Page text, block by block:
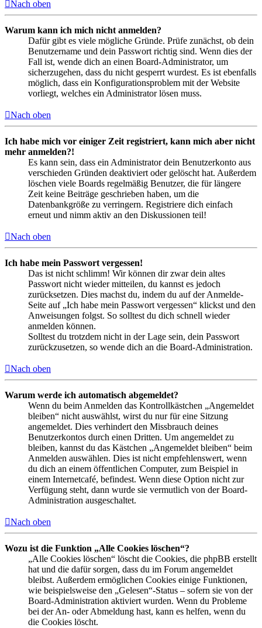
Nach oben
Warum kann ich mich nicht anmelden?
Dafür gibt es viele mögliche Gründe. Prüfe zunächst, ob dein
Benutzername und dein Passwort richtig sind. Wenn dies der
Fall ist, wende dich an einen Board-Administrator, um
sicherzugehen, dass du nicht gesperrt wurdest. Es ist ebenfalls
möglich, dass ein Konfigurationsproblem mit der Website
vorliegt, welches ein Administrator lösen muss.
Nach oben
Ich habe mich vor einiger Zeit registriert, kann mich aber nicht
mehr anmelden?!
Es kann sein, dass ein Administrator dein Benutzerkonto aus
verschieden Gründen deaktiviert oder gelöscht hat. Außerdem
löschen viele Boards regelmäßig Benutzer, die für längere
Zeit keine Beiträge geschrieben haben, um die
Datenbankgröße zu verringern. Registriere dich einfach
erneut und nimm aktiv an den Diskussionen teil!
Nach oben
Ich habe mein Passwort vergessen!
Das ist nicht schlimm! Wir können dir zwar dein altes
Passwort nicht wieder mitteilen, du kannst es jedoch
zurücksetzen. Dies machst du, indem du auf der Anmelde-
Seite auf „Ich habe mein Passwort vergessen“ klickst und den
Anweisungen folgst. So solltest du dich schnell wieder
anmelden können.
Solltest du trotzdem nicht in der Lage sein, dein Passwort
zurückzusetzen, so wende dich an die Board-Administration.
Nach oben
Warum werde ich automatisch abgemeldet?
Wenn du beim Anmelden das Kontrollkästchen „Angemeldet
bleiben“ nicht auswählst, wirst du nur für eine Sitzung
angemeldet. Dies verhindert den Missbrauch deines
Benutzerkontos durch einen Dritten. Um angemeldet zu
bleiben, kannst du das Kästchen „Angemeldet bleiben“ beim
Anmelden auswählen. Dies ist nicht empfehlenswert, wenn
du dich an einem öffentlichen Computer, zum Beispiel in
einem Internetcafé, befindest. Wenn diese Option nicht zur
Verfügung steht, dann wurde sie vermutlich von der Board-
Administration ausgeschaltet.
Nach oben
Wozu ist die Funktion „Alle Cookies löschen“?
„Alle Cookies löschen“ löscht die Cookies, die phpBB erstellt
hat und die dafür sorgen, dass du im Forum angemeldet
bleibst. Außerdem ermöglichen Cookies einige Funktionen,
wie beispielsweise den „Gelesen“-Status – sofern sie von der
Board-Administration aktiviert wurden. Wenn du Probleme
bei der An- oder Abmeldung hast, kann es helfen, wenn du
die Cookies löscht.